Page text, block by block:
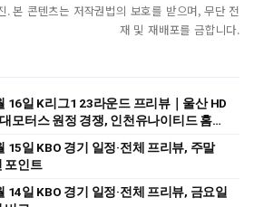
본 콘텐츠는 저작권법의 보호를 받으며, 무단 전
재 및 재배포를 금합니다.
16일 K리그1 23라운드 프리뷰｜울산 HD
모터스 원정 경쟁, 인천유나이티드 홈
15일 KBO 경기 일정·전체 프리뷰, 주말
포인트
14일 KBO 경기 일정·전체 프리뷰, 금요일